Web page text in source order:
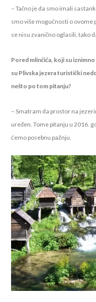
– Tačno je da smo imali
smo više mogućnosti o ovome
se nisu zvanično oglasili, tako
Pored mlinčića, koji su
su Plivska jezera turistički
nešto po tom pitanju?
– Smatram da prostor na
uređen. Tome pitanju u 2016.
ćemo posebnu pažnju.